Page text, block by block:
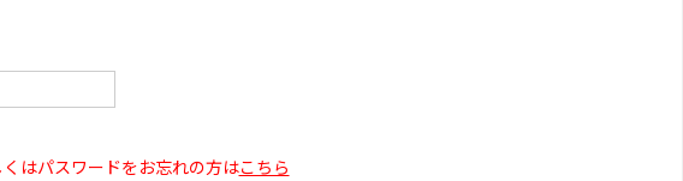
はパスワードをお忘れの方はこちら